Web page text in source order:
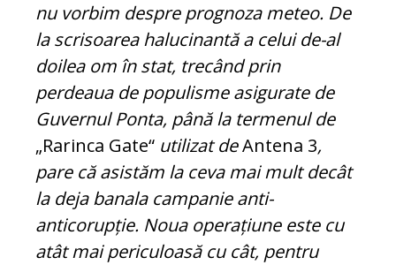
nu vorbim despre prognoza meteo. De
la scrisoarea halucinantă a celui de-al
doilea om în stat, trecând prin
perdeaua de populisme asigurate de
Guvernul Ponta, până la termenul de
„Rarinca Gate“ utilizat deAntena 3,
pare că asistăm la ceva mai mult decât
la deja banala campanie anti-
anticorupție. Noua operațiune este cu
atât mai periculoasă cu cât, pentru